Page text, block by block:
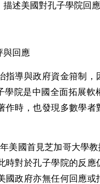
述美國對孔子學院回應
與回應
指導與政府資金箝制
學院是中國全面拓展
作時，也發現多數學
美國首見芝加哥大學
時對於孔子學院的反
國政府亦無任何回應